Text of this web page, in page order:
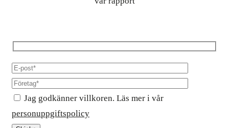
Jag godkänner villkoren. Läs mer i vår
personuppgiftspolicy